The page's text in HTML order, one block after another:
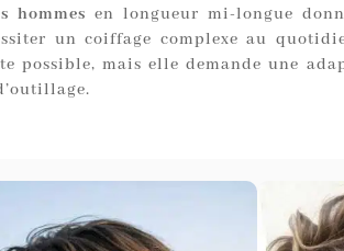
hommes en longueur mi-longue
un coiffage complexe au
possible, mais elle demande une